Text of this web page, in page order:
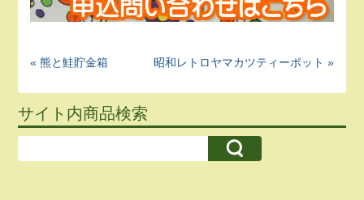
« 熊と鮭貯金箱 昭和レトロヤマカツティーポット »
サイト内商品検索